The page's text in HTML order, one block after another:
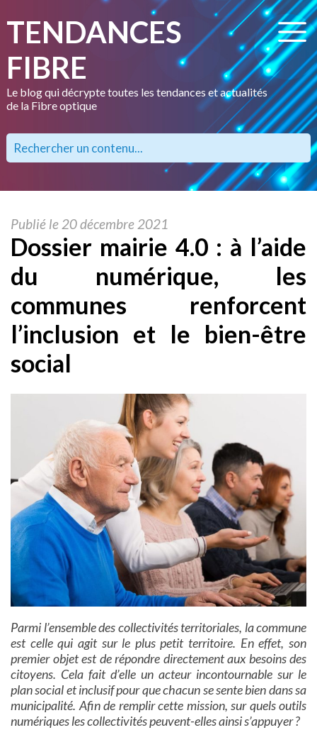
TENDANCES
FIBRE
Le blog qui décrypte toutes les tendances et actualités
de la Fibre optique
Publié le 20 décembre 2021
Dossier mairie 4.0 : à l’aide
du numérique, les
communes renforcent
l’inclusion et le bien-être
social
Parmi l’ensemble des collectivités territoriales, la commune
est celle qui agit sur le plus petit territoire. En effet, son
premier objet est de répondre directement aux besoins des
citoyens. Cela fait d’elle un acteur incontournable sur le
plan social et inclusif pour que chacun se sente bien dans sa
municipalité. Afin de remplir cette mission, sur quels outils
numériques les collectivités peuvent-elles ainsi s’appuyer ?